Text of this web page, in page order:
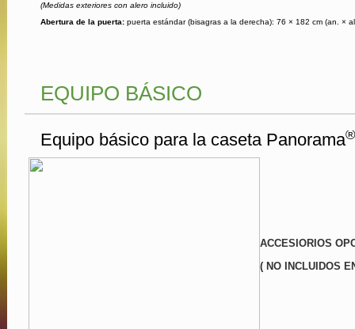
(Medidas exteriores con alero incluido)
Abertura de la puerta:puerta estándar (bisagras a la derecha): 76 × 182 cm (an. ×
EQUIPO BÁSICO
Equipo básico para la caseta Panorama®
ACCESIORIOS
( NO INCLUIDOS